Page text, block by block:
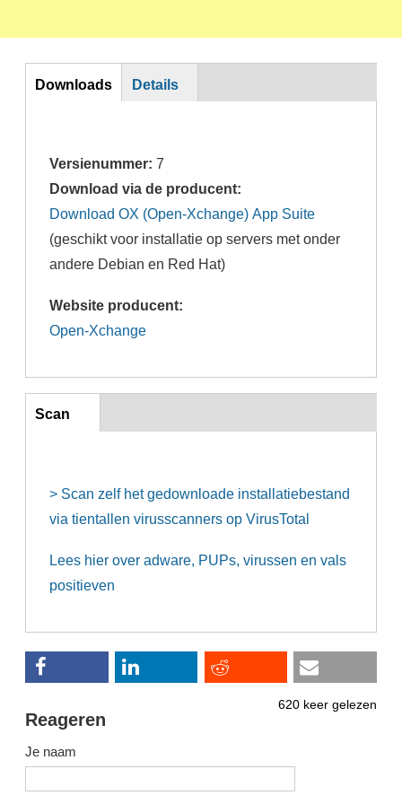
DL
Downloads Details
Versienummer:7
Download via de producent:
Download OX (Open-Xchange) App Suite
(geschikt voor installatie op servers met onder
andere Debian en Red Hat)
Website producent:
Open-Xchange
Inst
Scan
> Scan zelf het gedownloade installatiebestand
via tientallen virusscanners op VirusTotal
Lees hier over adware, PUPs, virussen en vals
positieven
620 keer gelezen
Reageren
Je naam